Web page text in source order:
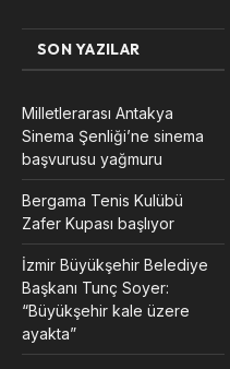
SON YAZILAR
Milletlerarası Antakya
Sinema Şenliği’ne sinema
başvurusu yağmuru
Bergama Tenis Kulübü
Zafer Kupası başlıyor
İzmir Büyükşehir Belediye
Başkanı Tunç Soyer:
“Büyükşehir kale üzere
ayakta”